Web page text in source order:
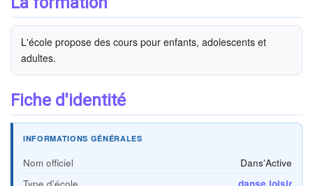
L'école propose des cours pour enfants, adolescents et
adultes.
Fiche d'identité
INFORMATIONS GÉNÉRALES
Nom officiel
Dans'Active